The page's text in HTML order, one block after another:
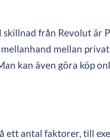
från Revolut är
mellan
kan även göra köp
ett antal faktorer, till